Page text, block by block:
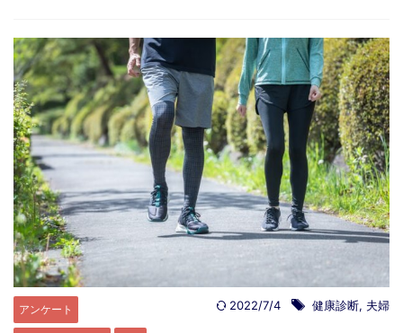
アンケート 2022/7/4 健康診断, 夫婦